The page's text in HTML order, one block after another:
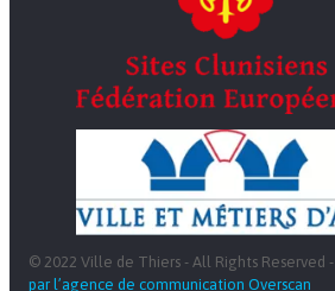
© 2022 Ville de Thiers - All Rights Reserved -
par l’agence de communication Overscan